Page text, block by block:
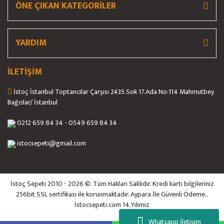
Whatsapp İletişim
ÖNE ÇIKAN KATEGORİLER
YARDIM
İLETİŞİM
İstoç İstanbul Toptancılar Çarşısı 2435.Sok 17.Ada No:114 Mahmutbey
Bağcılar/ İstanbul
0212 659 84 34 - 0549 659 84 34
istocsepeti@gmail.com
İstoç Sepeti 2010 - 2026 ©. Tüm Hakları Saklıdır. Kredi kartı bilgileriniz
256bit SSL sertifikası ile korunmaktadır. Aypara İle Güvenli Ödeme..
İstocsepeti.com 14.Yılımız